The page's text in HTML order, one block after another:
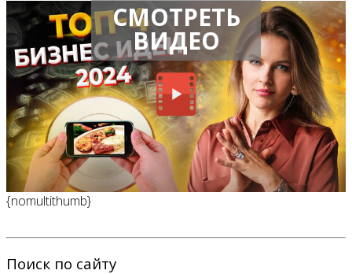
СМОТРЕТЬ
ВИДЕО
{nomultithumb}
Поиск по сайту